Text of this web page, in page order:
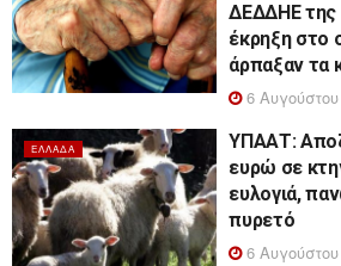
ΔΕΔΔΗΕ της
έκρηξη στο
άρπαξαν τα
6 Αυγούστου
ΕΛΛΆΔΑ
ΥΠΑΑΤ:
ευρώ σε
ευλογιά,
πυρετό
6 Αυγούστου